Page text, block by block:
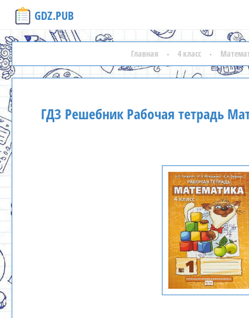
GDZ.PUB
Главная 4 класс
ГДЗ Решебник Рабочая тетрадь